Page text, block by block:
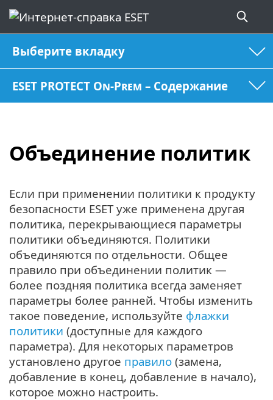
Выберите вкладку
ESET PROTECT On-Prem – Содержание
Объединение политик
Если при применении политики к продукту
безопасности ESET уже применена другая
политика, перекрывающиеся параметры
политики объединяются. Политики
объединяются по отдельности. Общее
правило при объединении политик —
более поздняя политика всегда заменяет
параметры более ранней. Чтобы изменить
такое поведение, используйте флажки
политики (доступные для каждого
параметра). Для некоторых параметров
установлено другое правило (замена,
добавление в конец, добавление в начало),
которое можно настроить.